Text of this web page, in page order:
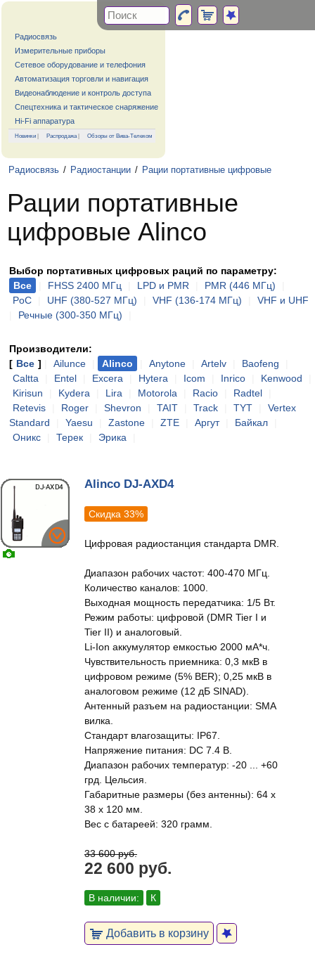
Радиосвязь
Измерительные приборы
Сетевое оборудование и телефония
Автоматизация торговли и навигация
Видеонаблюдение и контроль доступа
Спецтехника и тактическое снаряжение
Hi-Fi аппаратура
Новинки | Распродажа| Обзоры от Вива-Телеком
Радиосвязь / Радиостанции / Рации портативные цифровые
Рации портативные
цифровые Alinco
Выбор портативных цифровых раций по параметру:
Все
FHSS 2400 МГц LPD и PMR PMR (446 МГц)
PoC
UHF (380-527 МГц) VHF (136-174 МГц)
VHF и UHF
Речные (300-350 МГц)
Производители:
[ Все ] Ailunce Alinco Anytone Artelv Baofeng
Caltta
Entel Excera Hytera Icom Inrico Kenwood
Kirisun
Kydera Lira Motorola Racio Radtel
Retevis
Roger Shevron TAIT Track TYT
Vertex
Standard
Yaesu Zastone ZTE Аргут Байкал
Оникс
Терек Эрика
Alinco DJ-AXD4
Скидка 33%
Цифровая радиостанция стандарта DMR.
Диапазон рабочих частот: 400-470 МГц.
Количество каналов: 1000.
Выходная мощность передатчика: 1/5 Вт.
Режим работы: цифровой (DMR Tier I и
Tier II) и аналоговый.
Li-Ion аккумулятор емкостью 2000 мА*ч.
Чувствительность приемника: 0,3 мкВ в
цифровом режиме (5% BER); 0,25 мкВ в
аналоговом режиме (12 дБ SINAD).
Антенный разъем на радиостанции: SMA
вилка.
Стандарт влагозащиты: IP67.
Напряжение питания: DC 7.4 В.
Диапазон рабочих температур: -20 ... +60
грд. Цельсия.
Габаритные размеры (без антенны): 64 x
38 x 120 мм.
Вес с батареей: 320 грамм.
33 600 руб.
22 600 руб.
В наличии: К
Добавить в корзину